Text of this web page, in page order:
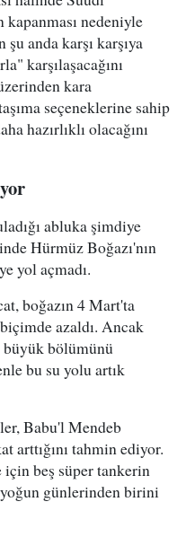
kapanması nedeniyle
anda karşı karşıya
karşılaşacağını
kara
seçeneklerine sahip
hazırlıklı olacağını
abluka şimdiye
Hürmüz Boğazı'nın
yol açmadı.
boğazın 4 Mart'ta
azaldı. Ancak
büyük bölümünü
bu su yolu artık
Babu'l Mendeb
arttığını tahmin ediyor.
beş süper tankerin
günlerinden birini